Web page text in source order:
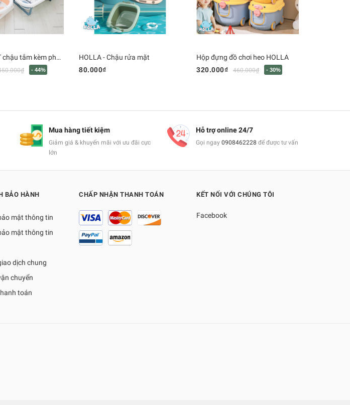
HOLLA - SET chậu tắm kèm phao gấp gọn
- 44%
HOLLA - Chậu rửa mặt
80.000₫
Hộp đựng đồ chơi heo HOLLA
320.000₫
460.000₫ - 30%
Mua hàng tiết kiệm
Giảm giá & khuyến mãi với ưu đãi cực
lớn
Hỗ trợ online 24/7
Gọi ngay 0908462228 để được tư vấn
BẢO HÀNH
mật thông tin
mật thông tin
dịch chung
chuyển
toán
CHẤP NHẬN THANH TOÁN KẾT NỐI VỚI CHÚNG TÔI
Facebook